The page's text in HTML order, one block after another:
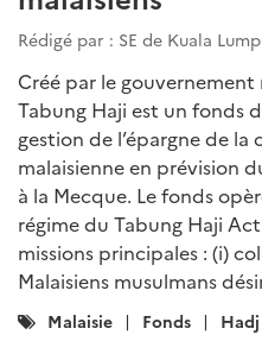
Rédigé par : SE de Kuala
Créé par le gouvernement
Tabung Haji est un fonds
gestion de l’épargne de
malaisienne en prévision
à la Mecque. Le fonds
régime du Tabung Haji
missions principales : (i)
Malaisiens musulmans
Catégories
Malaisie Fonds Hadj